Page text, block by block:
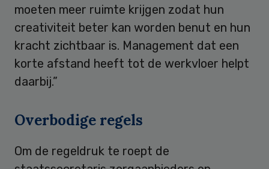
moeten meer ruimte krijgen zodat hun
creativiteit beter kan worden benut en hun
kracht zichtbaar is. Management dat een
korte afstand heeft tot de werkvloer helpt
daarbij.”
Overbodige regels
Om de regeldruk te roept de